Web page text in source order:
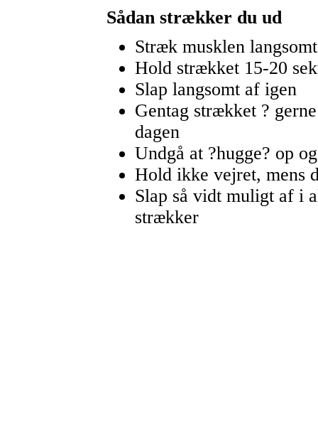
Sådan strækker du ud
Stræk musklen langsomt
Hold strækket 15-20
Slap langsomt af igen
Gentag strækket ?
dagen
Undgå at ?hugge? op
Hold ikke vejret, mens
Slap så vidt muligt af i
strækker